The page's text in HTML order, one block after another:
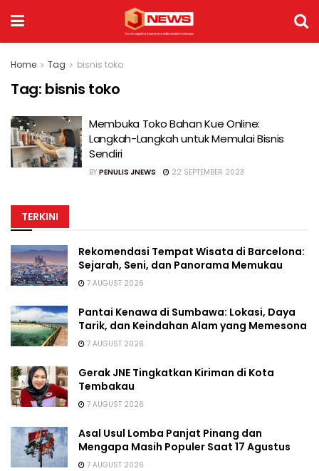
Home Tag bisnis toko
Tag: bisnis toko
Membuka Toko Bahan Kue Online:
Langkah-Langkah untuk Memulai Bisnis
Sendiri
BY PENULIS JNEWS 22 SEPTEMBER 2023
TERKINI
Rekomendasi Tempat Wisata di Barcelona:
Sejarah, Seni, dan Panorama Memukau
7 AUGUST 2026
Pantai Kenawa di Sumbawa: Lokasi, Daya
Tarik, dan Keindahan Alam yang Memesona
7 AUGUST 2026
Gerak JNE Tingkatkan Kiriman di Kota
Tembakau
7 AUGUST 2026
Asal Usul Lomba Panjat Pinang dan
Mengapa Masih Populer Saat 17 Agustus
7 AUGUST 2026